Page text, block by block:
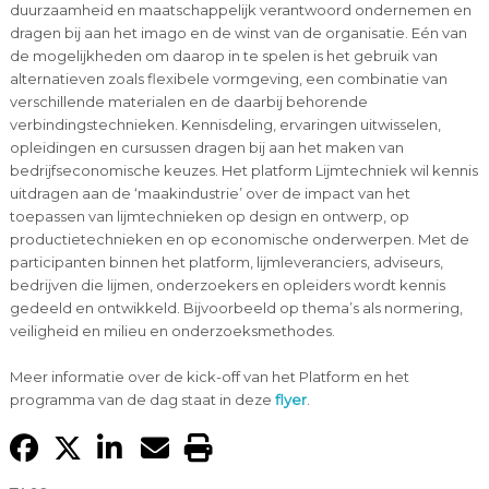
duurzaamheid en maatschappelijk verantwoord ondernemen en
dragen bij aan het imago en de winst van de organisatie. Eén van
de mogelijkheden om daarop in te spelen is het gebruik van
alternatieven zoals flexibele vormgeving, een combinatie van
verschillende materialen en de daarbij behorende
verbindingstechnieken. Kennisdeling, ervaringen uitwisselen,
opleidingen en cursussen dragen bij aan het maken van
bedrijfseconomische keuzes. Het platform Lijmtechniek wil kennis
uitdragen aan de ‘maakindustrie’ over de impact van het
toepassen van lijmtechnieken op design en ontwerp, op
productietechnieken en op economische onderwerpen. Met de
participanten binnen het platform, lijmleveranciers, adviseurs,
bedrijven die lijmen, onderzoekers en opleiders wordt kennis
gedeeld en ontwikkeld. Bijvoorbeeld op thema’s als normering,
veiligheid en milieu en onderzoeksmethodes.
Meer informatie over de kick-off van het Platform en het
programma van de dag staat in deze flyer.